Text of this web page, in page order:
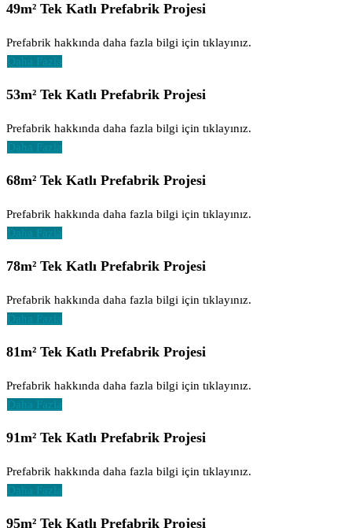
49m² Tek Katlı Prefabrik Projesi
Prefabrik hakkında daha fazla bilgi için tıklayınız.
Daha Fazla
53m² Tek Katlı Prefabrik Projesi
Prefabrik hakkında daha fazla bilgi için tıklayınız.
Daha Fazla
68m² Tek Katlı Prefabrik Projesi
Prefabrik hakkında daha fazla bilgi için tıklayınız.
Daha Fazla
78m² Tek Katlı Prefabrik Projesi
Prefabrik hakkında daha fazla bilgi için tıklayınız.
Daha Fazla
81m² Tek Katlı Prefabrik Projesi
Prefabrik hakkında daha fazla bilgi için tıklayınız.
Daha Fazla
91m² Tek Katlı Prefabrik Projesi
Prefabrik hakkında daha fazla bilgi için tıklayınız.
Daha Fazla
95m² Tek Katlı Prefabrik Projesi